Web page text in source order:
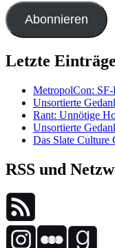
Abonnieren
Letzte Einträge
MetropolCon: SF-
Unsortierte
Rant: Unnötige
Unsortierte
Das Slate Culture
RSS und